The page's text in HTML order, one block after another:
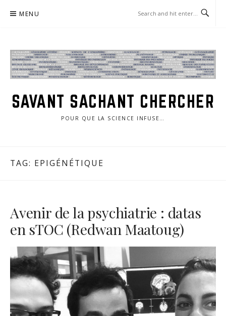
MENU
SAVANT SACHANT CHERCHER
POUR QUE LA SCIENCE INFUSE…
TAG: EPIGÉNÉTIQUE
Avenir de la psychiatrie : datas
en sTOC (Redwan Maatoug)